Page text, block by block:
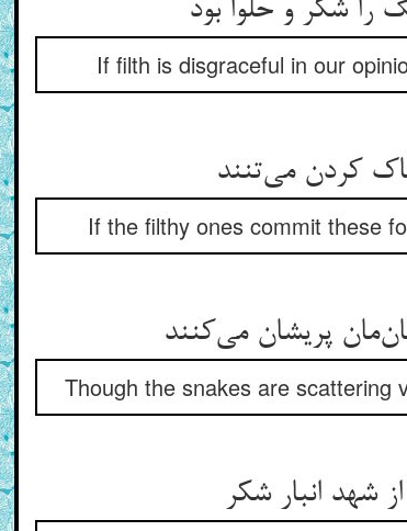
If filth is disgraceful in our
If the filthy ones commit these
Though the snakes are scattering